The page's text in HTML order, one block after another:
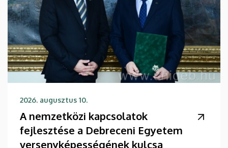
2026. augusztus 10.
A nemzetközi kapcsolatok
fejlesztése a Debreceni Egyetem
versenyképességének kulcsa